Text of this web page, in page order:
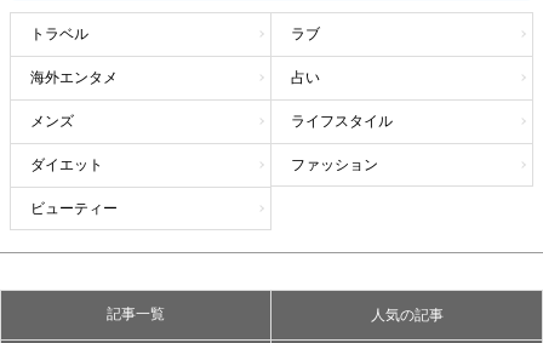
トラベル ラブ
海外エンタメ 占い
メンズ ライフスタイル
ダイエット ファッション
ビューティー
記事一覧 人気の記事